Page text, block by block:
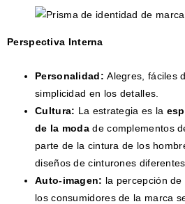
Perspectiva Interna
Personalidad:Alegres, fáciles
simplicidad en los detalles.
Cultura: La estrategia es la
de la modade complementos
parte de la cintura de los
diseños de cinturones
Auto-imagen: la percepción
los consumidores de la marca